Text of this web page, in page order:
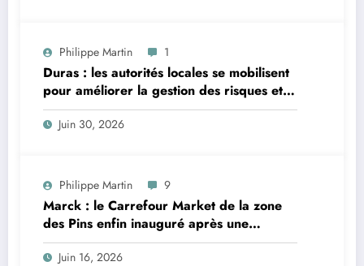
Philippe Martin 1
Duras : les autorités locales se mobilisent
pour améliorer la gestion des risques et
moderniser les infrastructures
Juin 30, 2026
Philippe Martin 9
Marck : le Carrefour Market de la zone
des Pins enfin inauguré après une
décennie de procédures
Juin 16, 2026